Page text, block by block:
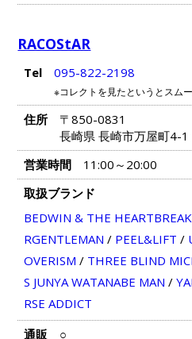
RACOStAR
Tel 095-822-2198
※コレクトを見たというとスムー
住所
〒850-0831
長崎県 長崎市万屋町4-
営業時間
11:00～20:00
取扱ブランド
BEDWIN & THE
RGENTLEMAN / PEEL&LIFT /
OVERISM / THREE BLIND
S JUNYA WATANABE MAN /
RSE ADDICT
通販
○